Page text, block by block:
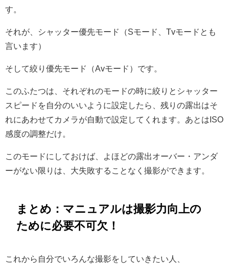
す。
それが、シャッター優先モード（Sモード、Tvモードとも
言います）
そして絞り優先モード（Avモード）です。
このふたつは、それぞれのモードの時に絞りとシャッター
スピードを自分のいいように設定したら、残りの露出はそ
れにあわせてカメラが自動で設定してくれます。あとはISO
感度の調整だけ。
このモードにしておけば、よほどの露出オーバー・アンダ
ーがない限りは、大失敗することなく撮影ができます。
まとめ：マニュアルは撮影力向上の
ために必要不可欠！
これから自分でいろんな撮影をしていきたい人、